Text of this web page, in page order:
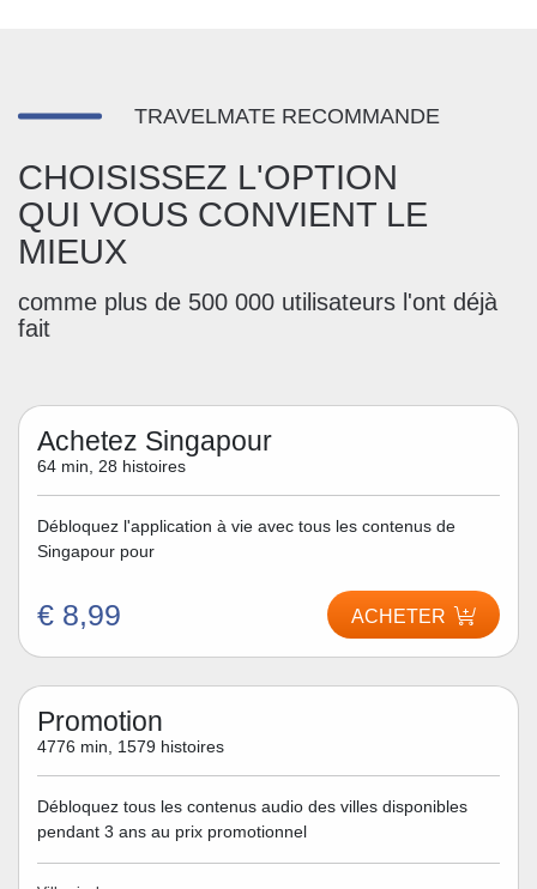
TRAVELMATE RECOMMANDE
CHOISISSEZ L'OPTION
QUI VOUS CONVIENT LE
MIEUX
comme plus de 500 000 utilisateurs l'ont déjà
fait
Achetez Singapour
64 min, 28 histoires
Débloquez l'application à vie avec tous les contenus de
Singapour pour
€ 8,99 ACHETER
Promotion
4776 min, 1579 histoires
Débloquez tous les contenus audio des villes disponibles
pendant 3 ans au prix promotionnel